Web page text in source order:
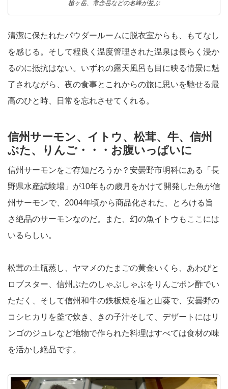
槍ヶ岳、常念岳などの名峰が並ぶ
清潔に保たれたパウダールームに脱衣室からも、もてなし
を感じる。そして程良く温度管理された温泉は長らく浸か
るのに抵抗はない。いずれの露天風呂も目に映る情景に魅
了されながら、夜の食事とこれからの旅に思いを馳せる最
高のひと時、日常を忘れさせてくれる。
信州サーモン、イトウ、松茸、牛、信州
ぶた、りんご・・・お腹いっぱいに
信州サーモンをご存知だろうか？安曇野市明科にある「長
野県水産試験場」が10年もの歳月をかけて開発した魚が信
州サーモンで、2004年頃から商品化された、とろける旨
さ絶品のサーモンなのだ。また、幻の魚イトウもここには
いるらしい。
松茸の土瓶蒸し、ヤマメのたまごの黄金いくら、あわびと
ロブスター、信州ぶたのしゃぶしゃぶをりんごポン酢でい
ただく、そして信州和牛の鉄板焼を塩と山葵で、安曇野の
コシヒカリを釜で炊き、きの子汁そして、デザートにはリ
ンゴのジュレなど地物で作られた料理はすべては食材の味
を活かし絶品です。